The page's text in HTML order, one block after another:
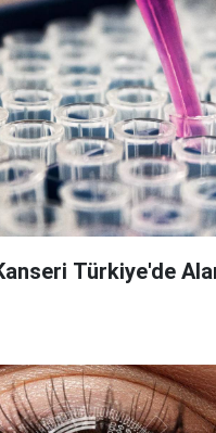
Türkiye'de